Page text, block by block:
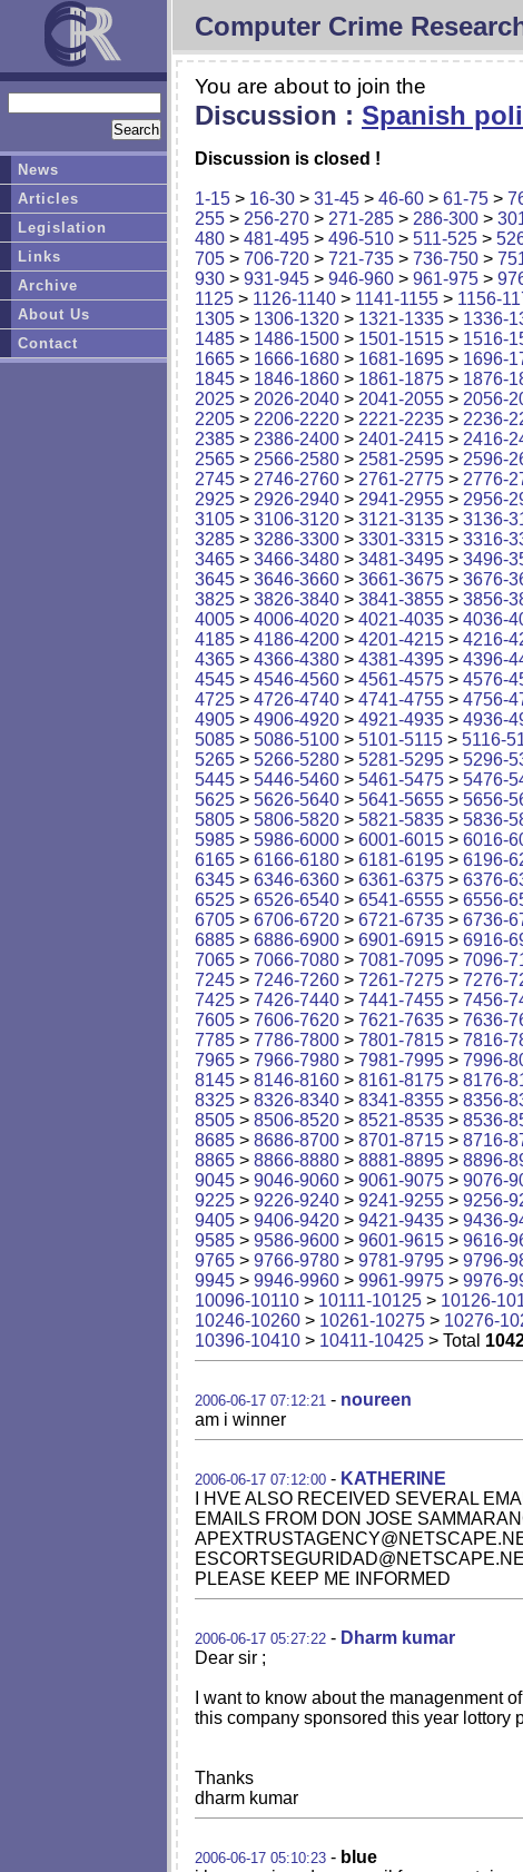
Computer Crime
You are about to join the
Discussion : Spanish
Discussion is closed !
1-15 > 16-30 > 31-45 > 46-60 > 61-75 >
255 > 256-270 > 271-285 > 286-300 >
480 > 481-495 > 496-510 > 511-525 >
705 > 706-720 > 721-735 > 736-750 >
930 > 931-945 > 946-960 > 961-975 >
1125 > 1126-1140 > 1141-1155 > 1156-
1305 > 1306-1320 > 1321-1335 > 1336-
1485 > 1486-1500 > 1501-1515 > 1516-
1665 > 1666-1680 > 1681-1695 > 1696-
1845 > 1846-1860 > 1861-1875 > 1876-
2025 > 2026-2040 > 2041-2055 > 2056-
2205 > 2206-2220 > 2221-2235 > 2236-
2385 > 2386-2400 > 2401-2415 > 2416-
2565 > 2566-2580 > 2581-2595 > 2596-
2745 > 2746-2760 > 2761-2775 > 2776-
2925 > 2926-2940 > 2941-2955 > 2956-
3105 > 3106-3120 > 3121-3135 > 3136-
3285 > 3286-3300 > 3301-3315 > 3316-
3465 > 3466-3480 > 3481-3495 > 3496-
3645 > 3646-3660 > 3661-3675 > 3676-
3825 > 3826-3840 > 3841-3855 > 3856-
4005 > 4006-4020 > 4021-4035 > 4036-
4185 > 4186-4200 > 4201-4215 > 4216-
4365 > 4366-4380 > 4381-4395 > 4396-
4545 > 4546-4560 > 4561-4575 > 4576-
4725 > 4726-4740 > 4741-4755 > 4756-
4905 > 4906-4920 > 4921-4935 > 4936-
5085 > 5086-5100 > 5101-5115 > 5116-
5265 > 5266-5280 > 5281-5295 > 5296-
5445 > 5446-5460 > 5461-5475 > 5476-
5625 > 5626-5640 > 5641-5655 > 5656-
5805 > 5806-5820 > 5821-5835 > 5836-
5985 > 5986-6000 > 6001-6015 > 6016-
6165 > 6166-6180 > 6181-6195 > 6196-
6345 > 6346-6360 > 6361-6375 > 6376-
6525 > 6526-6540 > 6541-6555 > 6556-
6705 > 6706-6720 > 6721-6735 > 6736-
6885 > 6886-6900 > 6901-6915 > 6916-
7065 > 7066-7080 > 7081-7095 > 7096-
7245 > 7246-7260 > 7261-7275 > 7276-
7425 > 7426-7440 > 7441-7455 > 7456-
7605 > 7606-7620 > 7621-7635 > 7636-
7785 > 7786-7800 > 7801-7815 > 7816-
7965 > 7966-7980 > 7981-7995 > 7996-
8145 > 8146-8160 > 8161-8175 > 8176-
8325 > 8326-8340 > 8341-8355 > 8356-
8505 > 8506-8520 > 8521-8535 > 8536-
8685 > 8686-8700 > 8701-8715 > 8716-
8865 > 8866-8880 > 8881-8895 > 8896-
9045 > 9046-9060 > 9061-9075 > 9076-
9225 > 9226-9240 > 9241-9255 > 9256-
9405 > 9406-9420 > 9421-9435 > 9436-
9585 > 9586-9600 > 9601-9615 > 9616-
9765 > 9766-9780 > 9781-9795 > 9796-
9945 > 9946-9960 > 9961-9975 > 9976-
10096-10110 > 10111-10125 > 10126-
10246-10260 > 10261-10275 > 10276-
10396-10410 > 10411-10425 > Total
2006-06-17 07:12:21 - noureen
am i winner
2006-06-17 07:12:00 - KATHERINE
I HVE ALSO RECEIVED SEVERAL
EMAILS FROM DON JOSE
PLEASE KEEP ME INFORMED
2006-06-17 05:27:22 - Dharm kumar
Dear sir ;
I want to know about the managenment
this company sponsored this year lottory
Thanks
dharm kumar
2006-06-17 05:10:23 - blue
News
Articles
Legislation
Links
Archive
About Us
Contact